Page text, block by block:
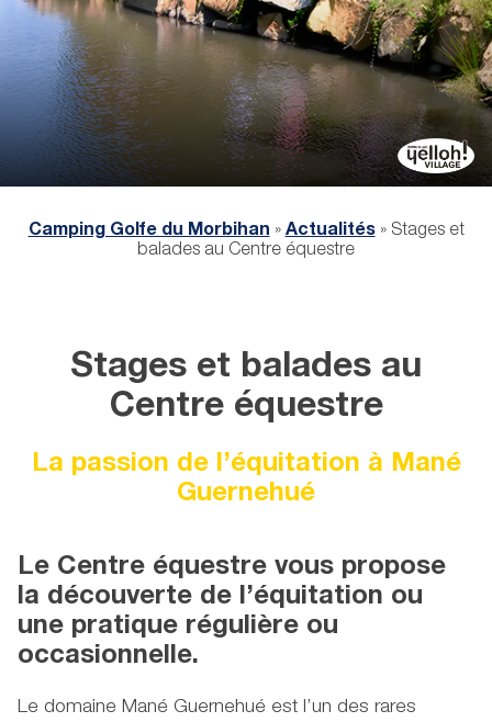
Camping Golfe du Morbihan » Actualités» Stages et
balades au Centre équestre
Stages et balades au
Centre équestre
La passion de l’équitation à Mané
Guernehué
Le Centre équestre vous propose
la découverte de l’équitation ou
une pratique régulière ou
occasionnelle.
Le domaine Mané Guernehué est l’un des rares